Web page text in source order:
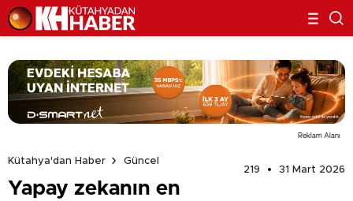
Reklam Alanı
Kütahya'dan Haber
Güncel
219
31 Mart 2026
Yapay zekanın en